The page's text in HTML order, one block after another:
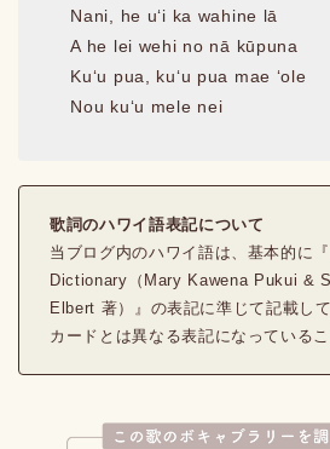
Nani, he uʻi ka wahine lā
A he lei wehi no nā kūpuna
Kuʻu pua, kuʻu pua mae ʻole
Nou kuʻu mele nei
歌詞のハワイ語表記について
当ブログ内のハワイ語は、基本的に
Dictionary（Mary Kawena Pukui &
Elbert 著）』の表記に準じて記載し
カードとは異なる表記になっているこ